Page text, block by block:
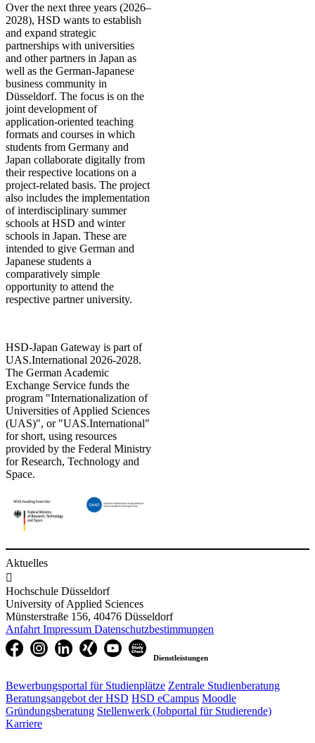
Over the next three years (2026–
2028), HSD wants to establish
and expand strategic
partnerships with universities
and other partners in Japan as
well as the German-Japanese
business community in
Düsseldorf. The focus is on the
joint development of
application-oriented teaching
formats and courses in which
students from Germany and
Japan collaborate digitally from
their respective locations on a
project-related basis. The project
also includes the implementation
of interdisciplinary summer
schools at HSD and winter
schools in Japan. These are
intended to give German and
Japanese students a
comparatively simple
opportunity to attend the
respective partner university.​​
HSD-Japan Gateway is part of
UAS.International 2026-2028.
The German Academic
Exchange Service funds the
program "Internationalization of
Universities of Applied Sciences
(UAS)", or "UAS.International"
for short, using resources
provided by the Federal Ministry
for Research, Technology and
Space.
Aktuelles

Hochschule Düsseldorf
University of Applied Sciences
Münsterstraße 156, 40476 Düsseldorf
Anfahrt Impressum Datenschutzbestimmungen
Dienstleistungen
Bewerbungsportal für Studienplätze Zentrale Studienberatung
Beratungsangebot der HSD HSD eCampus Moodle
Gründungsberatung Stellenwerk (Jobportal für Studierende)
Karriere